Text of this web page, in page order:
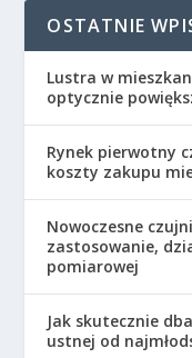
OSTATNIE
Lustra w
optycznie
Rynek pierwotny
koszty zakupu
Nowoczesne
zastosowanie,
pomiarowej
Jak skutecznie
ustnej od